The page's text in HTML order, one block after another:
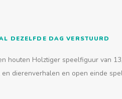
DEZELFDE DAG VERSTUURD
houten Holztiger speelfiguur van
dierenverhalen en open einde